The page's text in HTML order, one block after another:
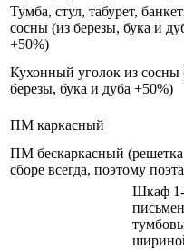
Тумба, стул, табурет,
сосны (из березы, бука и
+50%)
Кухонный уголок из сосны
березы, бука и дуба +50%)
ПМ каркасный
ПМ бескаркасный
сборе всегда, поэтому
Шкаф 1-